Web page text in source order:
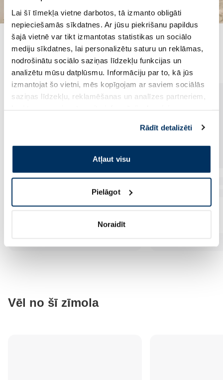
Lai šī tīmekļa vietne darbotos, tā izmanto obligāti
nepieciešamās sīkdatnes. Ar jūsu piekrišanu papildus
šajā vietnē var tikt izmantotas statistikas un sociālo
mediju sīkdatnes, lai personalizētu saturu un reklāmas,
nodrošinātu sociālo saziņas līdzekļu funkcijas un
analizētu mūsu datplūsmu. Informāciju par to, kā jūs
izmantojat šo vietni, mēs kopīgojam ar saviem sociālās
saziņas līdzekļu, reklamēšanas un analīzes partneriem,
pakalpojumus. Ja piekrītat šo papildu sīkdatņu
izmantošanai, lūdzu, atzīmējiet savu izvēli:
Rādīt detalizēti
Atļaut visu
Pielāgot
Noraidīt
Populārākie kategorijā
Vēl no šī zīmola